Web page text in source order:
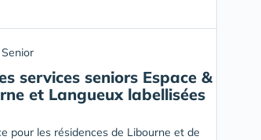
services seniors Espace &
et Langueux labellisées
pour les résidences de Libourne et de